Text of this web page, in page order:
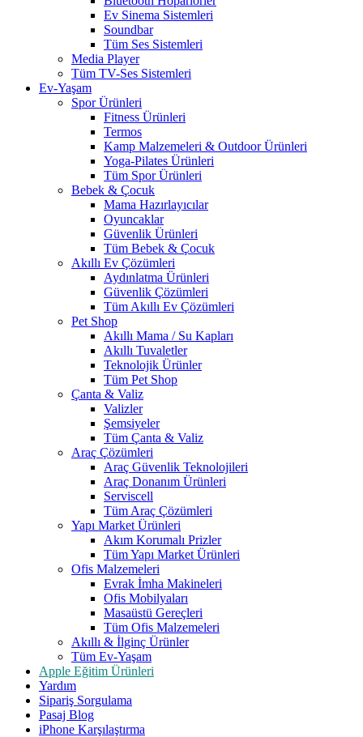
Ev Sinema Sistemleri
Soundbar
Tüm Ses Sistemleri
Media Player
Tüm TV-Ses Sistemleri
Ev-Yaşam
Spor Ürünleri
Fitness Ürünleri
Termos
Kamp Malzemeleri & Outdoor Ürünleri
Yoga-Pilates Ürünleri
Tüm Spor Ürünleri
Bebek & Çocuk
Mama Hazırlayıcılar
Oyuncaklar
Güvenlik Ürünleri
Tüm Bebek & Çocuk
Akıllı Ev Çözümleri
Aydınlatma Ürünleri
Güvenlik Çözümleri
Tüm Akıllı Ev Çözümleri
Pet Shop
Akıllı Mama / Su Kapları
Akıllı Tuvaletler
Teknolojik Ürünler
Tüm Pet Shop
Çanta & Valiz
Valizler
Şemsiyeler
Tüm Çanta & Valiz
Araç Çözümleri
Araç Güvenlik Teknolojileri
Araç Donanım Ürünleri
Serviscell
Tüm Araç Çözümleri
Yapı Market Ürünleri
Akım Korumalı Prizler
Tüm Yapı Market Ürünleri
Ofis Malzemeleri
Evrak İmha Makineleri
Ofis Mobilyaları
Masaüstü Gereçleri
Tüm Ofis Malzemeleri
Akıllı & İlginç Ürünler
Tüm Ev-Yaşam
Apple Eğitim Ürünleri
Yardım
Sipariş Sorgulama
Pasaj Blog
iPhone Karşılaştırma